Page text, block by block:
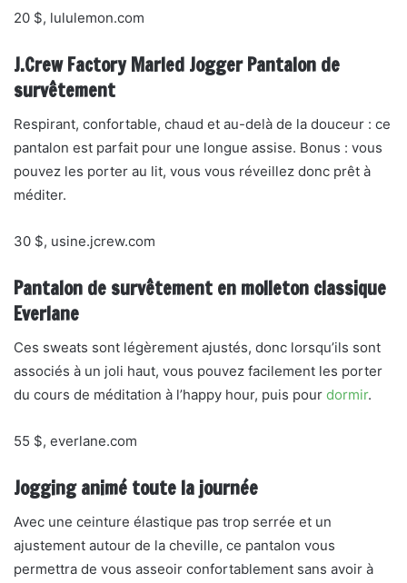
20 $, lululemon.com
J.Crew Factory Marled Jogger Pantalon de
survêtement
Respirant, confortable, chaud et au-delà de la douceur : ce
pantalon est parfait pour une longue assise. Bonus : vous
pouvez les porter au lit, vous vous réveillez donc prêt à
méditer.
30 $, usine.jcrew.com
Pantalon de survêtement en molleton classique
Everlane
Ces sweats sont légèrement ajustés, donc lorsqu’ils sont
associés à un joli haut, vous pouvez facilement les porter
du cours de méditation à l’happy hour, puis pour dormir.
55 $, everlane.com
Jogging animé toute la journée
Avec une ceinture élastique pas trop serrée et un
ajustement autour de la cheville, ce pantalon vous
permettra de vous asseoir confortablement sans avoir à